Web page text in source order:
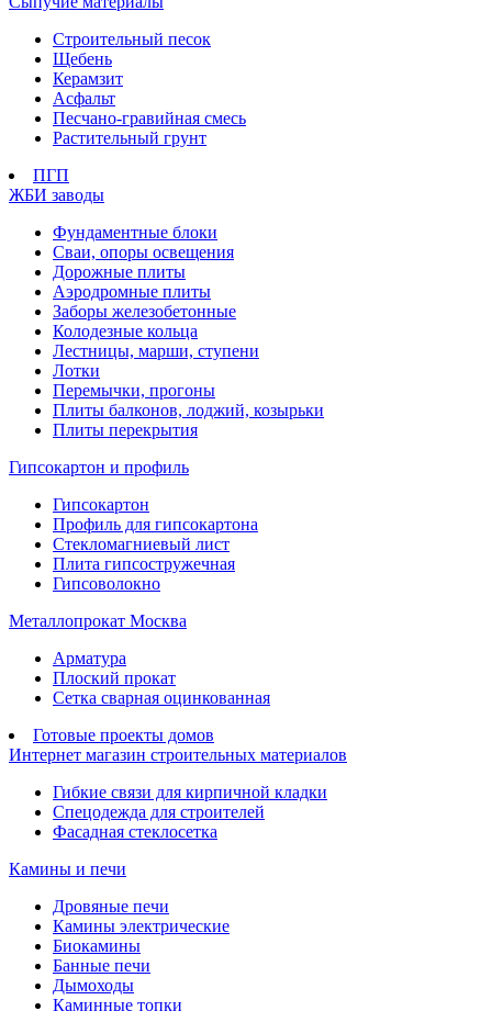
Строительный песок
Щебень
Керамзит
Асфальт
Песчано-гравийная смесь
Растительный грунт
ПГП
ЖБИ заводы
Фундаментные блоки
Сваи, опоры освещения
Дорожные плиты
Аэродромные плиты
Заборы железобетонные
Колодезные кольца
Лестницы, марши, ступени
Лотки
Перемычки, прогоны
Плиты балконов, лоджий, козырьки
Плиты перекрытия
Гипсокартон и профиль
Гипсокартон
Профиль для гипсокартона
Стекломагниевый лист
Плита гипсостружечная
Гипсоволокно
Металлопрокат Москва
Арматура
Плоский прокат
Сетка сварная оцинкованная
Готовые проекты домов
Интернет магазин строительных материалов
Гибкие связи для кирпичной кладки
Спецодежда для строителей
Фасадная стеклосетка
Камины и печи
Дровяные печи
Камины электрические
Биокамины
Банные печи
Дымоходы
Каминные топки